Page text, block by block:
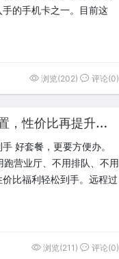
的手机卡之一。目前这
浏览(202) 评论(0)
在
家就能锁定终身19元低价，享受1000分钟+1000G顶配配置，性价比再提升。稀缺套餐不等人
好套餐，更要方便办。
营业厅、不用排队、不用
比福利轻松到手。远程过
浏览(211) 评论(0)